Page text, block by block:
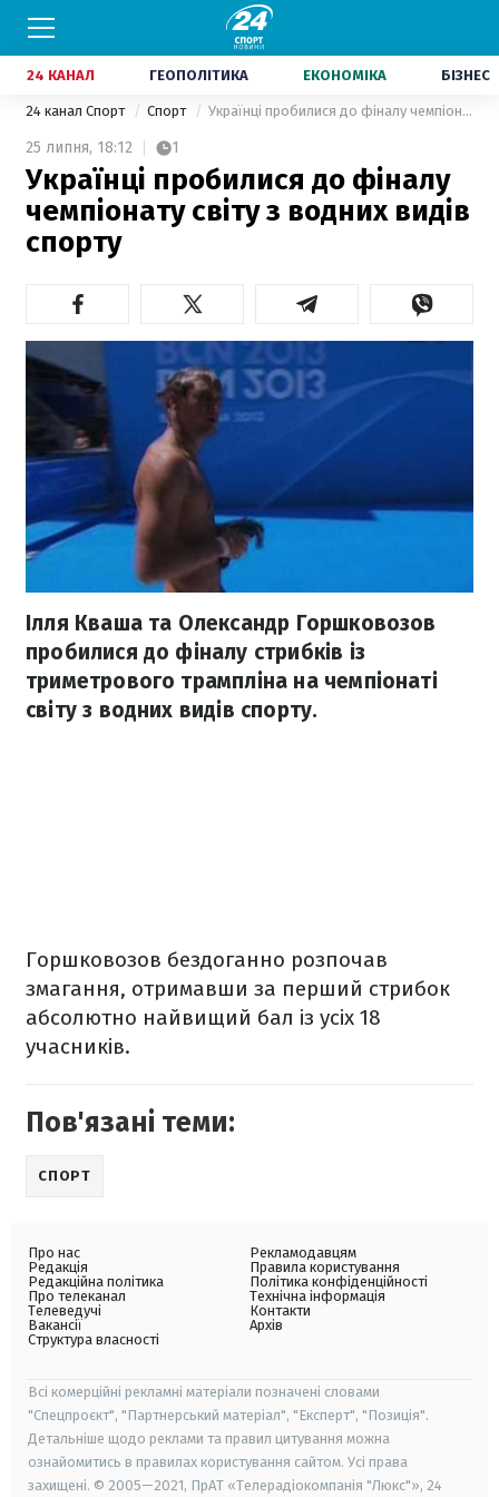
24 КАНАЛ ГЕОПОЛІТИКА ЕКОНОМІКА БІЗНЕС
24 канал Спорт Спорт Українці пробилися до фіналу чемпіонату світу з водних видів спорту
25 липня, 18:12 1
Українці пробилися до фіналу
чемпіонату світу з водних видів
спорту
Ілля Кваша та Олександр Горшковозов
пробилися до фіналу стрибків із
триметрового трампліна на чемпіонаті
світу з водних видів спорту.
Горшковозов бездоганно розпочав
змагання, отримавши за перший стрибок
абсолютно найвищий бал із усіх 18
учасників.
Пов'язані теми:
СПОРТ
Про нас
Редакція
Редакційна політика
Про телеканал
Телеведучі
Вакансії
Структура власності
Рекламодавцям
Правила користування
Політика конфіденційності
Технічна інформація
Контакти
Архів
Всі комерційні рекламні матеріали позначені словами
"Спецпроєкт", "Партнерський матеріал", "Експерт", "Позиція".
Детальніше щодо реклами та правил цитування можна
ознайомитись в правилах користування сайтом. Усі права
захищені. © 2005—2021, ПрАТ «Телерадіокомпанія "Люкс"», 24